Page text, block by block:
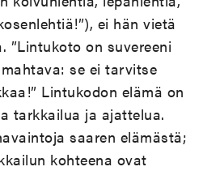
ei hän vietä
”Lintukoto on suvereeni
se ei tarvitse
Lintukodon elämä on
tarkkailua ja ajattelua.
saaren elämästä;
kohteena ovat